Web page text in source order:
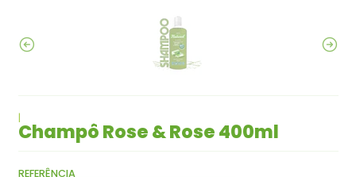
|
Champô Rose & Rose 400ml
REFERÊNCIA